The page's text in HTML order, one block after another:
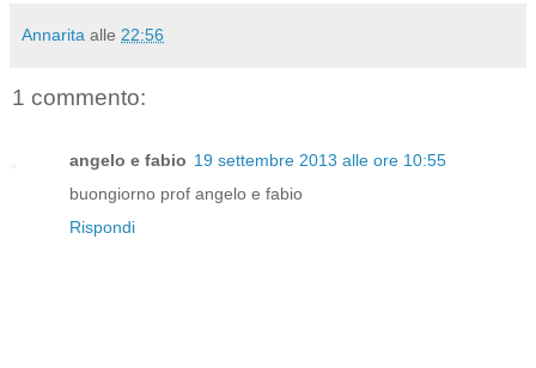
Annarita alle 22:56
1 commento:
angelo e fabio 19 settembre 2013 alle ore 10:55
buongiorno prof angelo e fabio
Rispondi